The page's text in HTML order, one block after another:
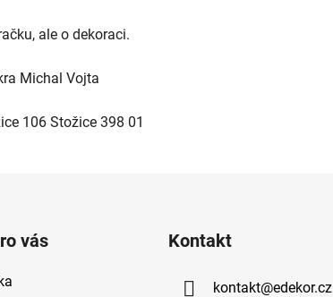
ale o dekoraci.
Michal Vojta
106 Stožice 398 01
vás Kontakt
kontakt@edekor.cz